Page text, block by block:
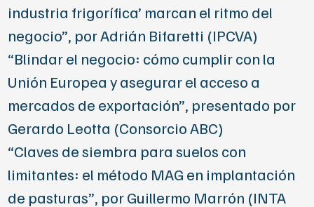
industria frigorífica’ marcan el ritmo del
negocio”, porAdrián Bifaretti (IPCVA)
“Blindar el negocio: cómo cumplir con la
Unión Europea y asegurar el acceso a
mercados de exportación”, presentado por
Gerardo Leotta (Consorcio ABC)
“Claves de siembra para suelos con
limitantes: el método MAG en implantación
de pasturas”, porGuillermo Marrón (INTA